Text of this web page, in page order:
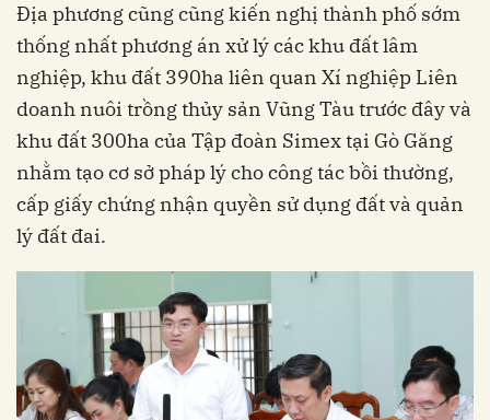
Địa phương cũng cũng kiến nghị thành phố sớm
thống nhất phương án xử lý các khu đất lâm
nghiệp, khu đất 390ha liên quan Xí nghiệp Liên
doanh nuôi trồng thủy sản Vũng Tàu trước đây và
khu đất 300ha của Tập đoàn Simex tại Gò Găng
nhằm tạo cơ sở pháp lý cho công tác bồi thường,
cấp giấy chứng nhận quyền sử dụng đất và quản
lý đất đai.